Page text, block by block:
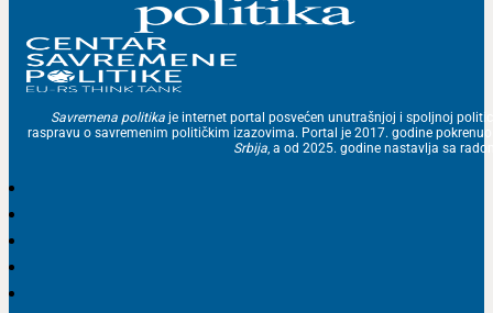
Savremena politika je internet portal posvećen unutrašnjoj i spoljnoj
raspravu o savremenim političkim izazovima. Portal je 2017. godine
Srbija , a od 2025. godine nastavlja sa